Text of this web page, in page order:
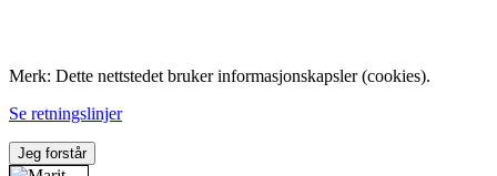
Merk: Dette nettstedet bruker informasjonskapsler (cookies).
Se retningslinjer
Jeg forstår